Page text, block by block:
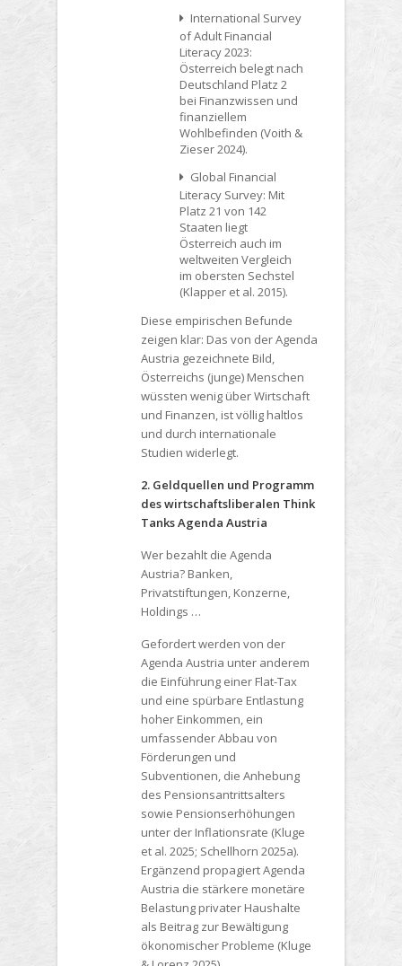
International Survey
of Adult Financial
Literacy 2023:
Österreich belegt nach
Deutschland Platz 2
bei Finanzwissen und
finanziellem
Wohlbefinden (Voith &
Zieser 2024).
Global Financial
Literacy Survey: Mit
Platz 21 von 142
Staaten liegt
Österreich auch im
weltweiten Vergleich
im obersten Sechstel
(Klapper et al. 2015).
Diese empirischen Befunde
zeigen klar: Das von der Agenda
Austria gezeichnete Bild,
Österreichs (junge) Menschen
wüssten wenig über Wirtschaft
und Finanzen, ist völlig haltlos
und durch internationale
Studien widerlegt.
2. Geldquellen und Programm
des wirtschaftsliberalen Think
Tanks Agenda Austria
Wer bezahlt die Agenda
Austria? Banken,
Privatstiftungen, Konzerne,
Holdings …
Gefordert werden von der
Agenda Austria unter anderem
die Einführung einer Flat-Tax
und eine spürbare Entlastung
hoher Einkommen, ein
umfassender Abbau von
Förderungen und
Subventionen, die Anhebung
des Pensionsantrittsalters
sowie Pensionserhöhungen
unter der Inflationsrate (Kluge
et al. 2025; Schellhorn 2025a).
Ergänzend propagiert Agenda
Austria die stärkere monetäre
Belastung privater Haushalte
als Beitrag zur Bewältigung
ökonomischer Probleme (Kluge